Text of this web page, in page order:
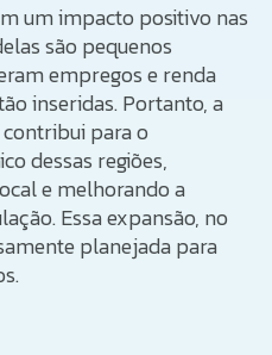
um impacto positivo nas
são pequenos
empregos e renda
inseridas. Portanto, a
contribui para o
dessas regiões,
e melhorando a
Essa expansão, no
planejada para